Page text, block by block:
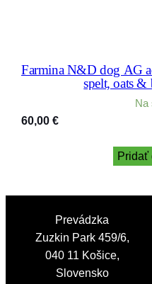
Farmina N&D dog AG
spelt, oats
Na
60,00 €
Pridať
Prevádzka
Zuzkin Park 459/6,
040 11 Košice,
Slovensko